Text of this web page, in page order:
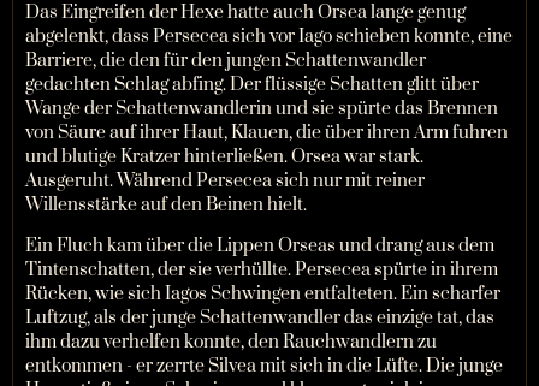
Das Eingreifen der Hexe hatte auch Orsea lange genug
abgelenkt, dass Persecea sich vor Iago schieben konnte, eine
Barriere, die den für den jungen Schattenwandler
gedachten Schlag abfing. Der flüssige Schatten glitt über
Wange der Schattenwandlerin und sie spürte das Brennen
von Säure auf ihrer Haut, Klauen, die über ihren Arm fuhren
und blutige Kratzer hinterließen. Orsea war stark.
Ausgeruht. Während Persecea sich nur mit reiner
Willensstärke auf den Beinen hielt.
Ein Fluch kam über die Lippen Orseas und drang aus dem
Tintenschatten, der sie verhüllte. Persecea spürte in ihrem
Rücken, wie sich Iagos Schwingen entfalteten. Ein scharfer
Luftzug, als der junge Schattenwandler das einzige tat, das
ihm dazu verhelfen konnte, den Rauchwandlern zu
entkommen - er zerrte Silvea mit sich in die Lüfte. Die junge